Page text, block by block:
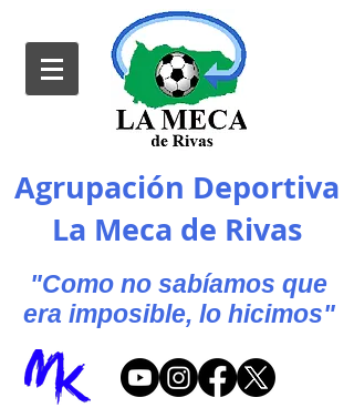
Agrupación Deportiva
La Meca de Rivas
"Como no sabíamos que
era imposible, lo hicimos"